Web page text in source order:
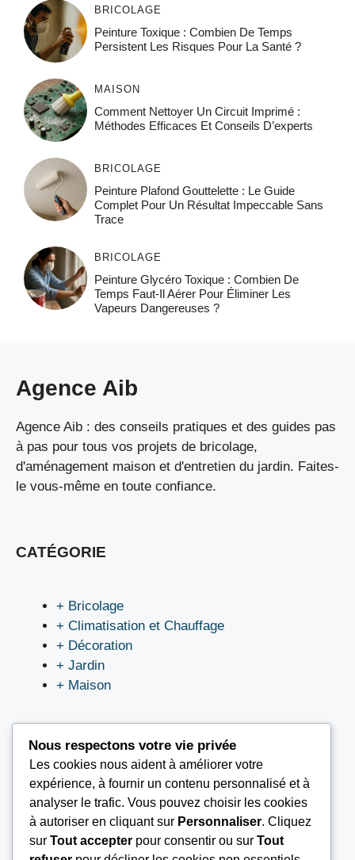
BRICOLAGE
Peinture Toxique : Combien De Temps
Persistent Les Risques Pour La Santé ?
MAISON
Comment Nettoyer Un Circuit Imprimé :
Méthodes Efficaces Et Conseils D’experts
BRICOLAGE
Peinture Plafond Gouttelette : Le Guide
Complet Pour Un Résultat Impeccable Sans
Trace
BRICOLAGE
Peinture Glycéro Toxique : Combien De
Temps Faut-Il Aérer Pour Éliminer Les
Vapeurs Dangereuses ?
Agence Aib
Agence Aib : des conseils pratiques et des guides pas
à pas pour tous vos projets de bricolage,
d'aménagement maison et d'entretien du jardin. Faites-
le vous-même en toute confiance.
CATÉGORIE
+ Bricolage
+ Climatisation et Chauffage
+ Décoration
+ Jardin
+ Maison
LIEN UTILES
Nous contacter
Mentions légales
Nous respectons votre vie privée
Les cookies nous aident à améliorer votre
expérience, à fournir un contenu personnalisé et à
analyser le trafic. Vous pouvez choisir les cookies
à autoriser en cliquant sur Personnaliser. Cliquez
sur Tout accepter pour consentir ou sur Tout